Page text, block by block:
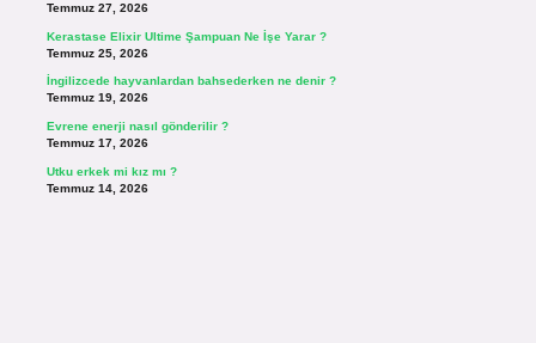
Temmuz 27, 2026
Kerastase Elixir Ultime Şampuan Ne İşe Yarar ?
Temmuz 25, 2026
İngilizcede hayvanlardan bahsederken ne denir ?
Temmuz 19, 2026
Evrene enerji nasıl gönderilir ?
Temmuz 17, 2026
Utku erkek mi kız mı ?
Temmuz 14, 2026